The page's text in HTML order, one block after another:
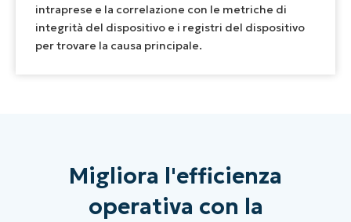
intraprese e la correlazione con le metriche di
integrità del dispositivo e i registri del dispositivo
per trovare la causa principale.
Migliora l'efficienza
operativa con la